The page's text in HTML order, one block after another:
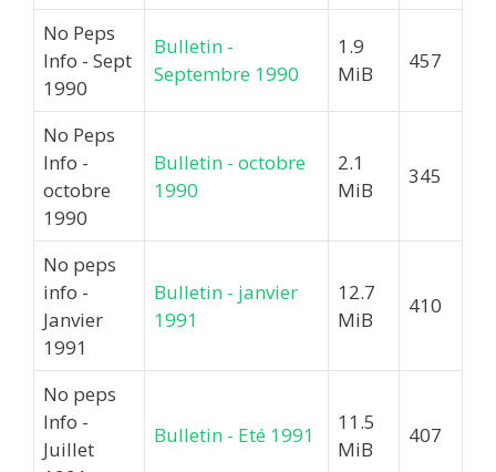
No Peps
Info - Sept
1990
Bulletin -
Septembre 1990
1.9
MiB
457
No Peps
Info -
octobre
1990
Bulletin - octobre
1990
2.1
MiB
345
No peps
info -
Janvier
1991
Bulletin - janvier
1991
12.7
MiB
410
No peps
Info -
Juillet
Bulletin - Eté 1991
11.5
MiB
407